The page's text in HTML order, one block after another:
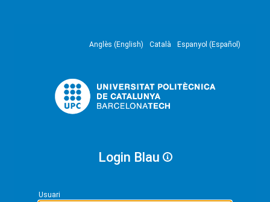
Anglès (English) Català Espanyol (Español)
Login Blau
Usuari